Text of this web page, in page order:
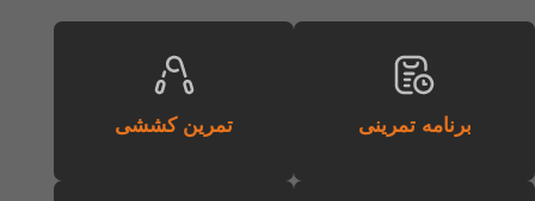
برنامه تمرینی تمرین کششی